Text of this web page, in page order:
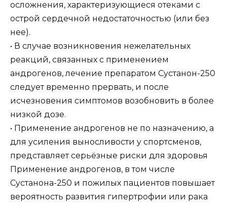
осложнения, характеризующиеся отеками с
острой сердечной недостаточностью (или без
нее).
• В случае возникновения нежелательных
реакций, связанных с применением
андрогенов, лечение препаратом Сустанон-250
следует временно прервать, и после
исчезновения симптомов возобновить в более
низкой дозе.
• Применение андрогенов не по назначению, а
для усиления выносливости у спортсменов,
представляет серьёзные риски для здоровья
Применение андрогенов, в том числе
Сустанона-250 и пожилых пациентов повышает
вероятность развития гипертрофии или рака